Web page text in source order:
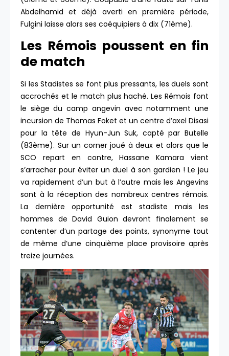
Abdelhamid et déjà averti en première période,
Fulgini laisse alors ses coéquipiers à dix (71ème).
Les Rémois poussent en fin
de match
Si les Stadistes se font plus pressants, les duels sont
accrochés et le match plus haché. Les Rémois font
le siège du camp angevin avec notamment une
incursion de Thomas Foket et un centre d’axel Disasi
pour la tête de Hyun-Jun Suk, capté par Butelle
(83ème). Sur un corner joué à deux et alors que le
SCO repart en contre, Hassane Kamara vient
s’arracher pour éviter un duel à son gardien ! Le jeu
va rapidement d’un but à l’autre mais les Angevins
sont à la réception des nombreux centres rémois.
La dernière opportunité est stadiste mais les
hommes de David Guion devront finalement se
contenter d’un partage des points, synonyme tout
de même d’une cinquième place provisoire après
treize journées.